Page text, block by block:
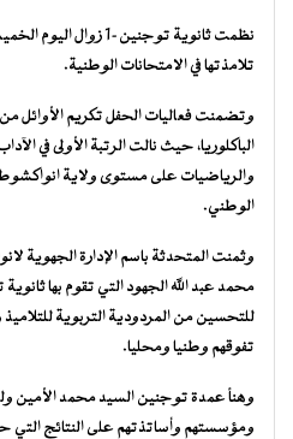
نظمت ثانوية توجنين-1
تلامذتها في الامتحانات الوطنية.
وتضمنت فعاليات الحفل تكريم الأوائل
الباكلوريا، حيث نالت الرتبة الأولى في
والرياضيات على مستوى ولاية انواكشوط
الوطني.
وثمنت المتحدثة باسم الإدارة الجهوية
محمد عبد الله الجهود التي تقوم بها
للتحسين من المردودية التربوية
تفوقهم وطنيا ومحليا.
وهنأ عمدة توجنين السيد محمد الأمين
ومؤسستهم وأساتذتهم على النتائج التي